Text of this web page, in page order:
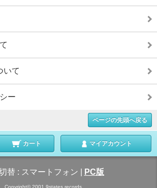
いて
ー
ページの先頭へ戻る
カート マイアカウント
替 : スマートフォン PC版
Copyright© 2001 9states records